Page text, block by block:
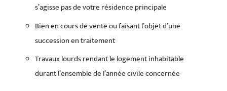
s’agisse pas de votre résidence principale
Bien en cours de vente ou faisant l’objet d’une
succession en traitement
Travaux lourds rendant le logement inhabitable
durant l’ensemble de l’année civile concernée